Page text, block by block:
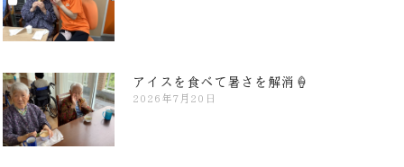
アイスを食べて暑さを解消🍦
2026年7月20日